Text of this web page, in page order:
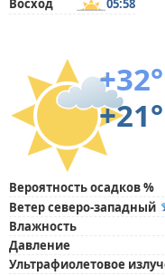
Восход
05:58
+32°
+21°
Вероятность осадков %
Ветер северо-западный
Влажность
Давление
Ультрафиолетовое